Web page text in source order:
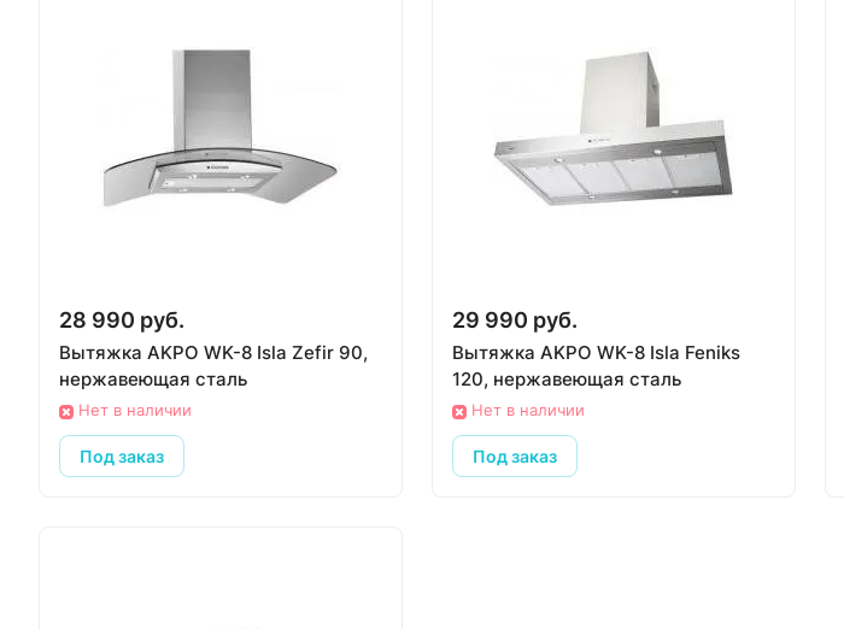
28 990 руб.
Вытяжка AKPO WK-8 Isla Zefir 90,
нержавеющая сталь
Нет в наличии
Под заказ
29 990 руб.
Вытяжка AKPO WK-8 Isla Feniks
120, нержавеющая сталь
Нет в наличии
Под заказ